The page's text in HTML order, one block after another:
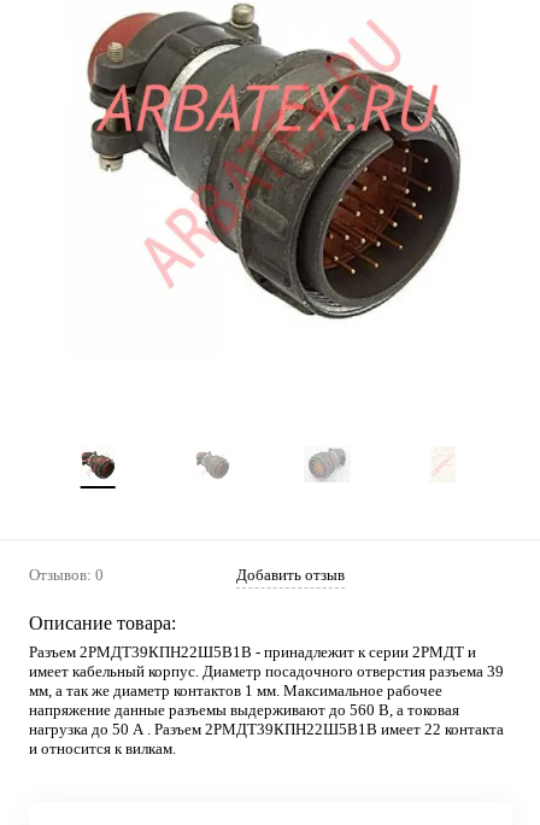
Отзывов: 0 Добавить отзыв
Описание товара:
Разъем 2РМДТ39КПН22Ш5В1В - принадлежит к серии 2РМДТ и
имеет кабельный корпус. Диаметр посадочного отверстия разъема 39
мм, а так же диаметр контактов 1 мм. Максимальное рабочее
напряжение данные разъемы выдерживают до 560 В, а токовая
нагрузка до 50 А . Разъем 2РМДТ39КПН22Ш5В1В имеет 22 контакта
и относится к вилкам.